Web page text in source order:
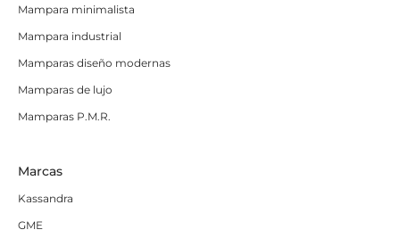
Mampara minimalista
Mampara industrial
Mamparas diseño modernas
Mamparas de lujo
Mamparas P.M.R.
Marcas
Kassandra
GME